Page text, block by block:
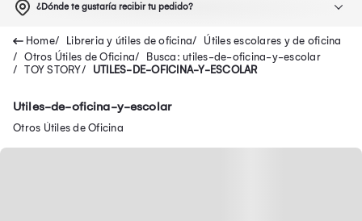
¿Dónde te gustaría recibir tu pedido?
Libreria y útiles de oficina
Útiles escolares y de oficina
Otros Útiles de Oficina
Busca: utiles-de-oficina-y-escolar
TOY STORY
UTILES-DE-OFICINA-Y-ESCOLAR
Utiles-de-oficina-y-escolar
Otros Útiles de Oficina